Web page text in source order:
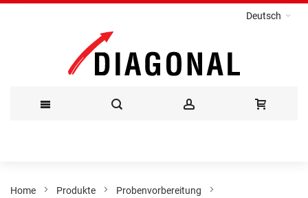
Deutsch
Inhalt
Home Produkte
Probenvorbereitung